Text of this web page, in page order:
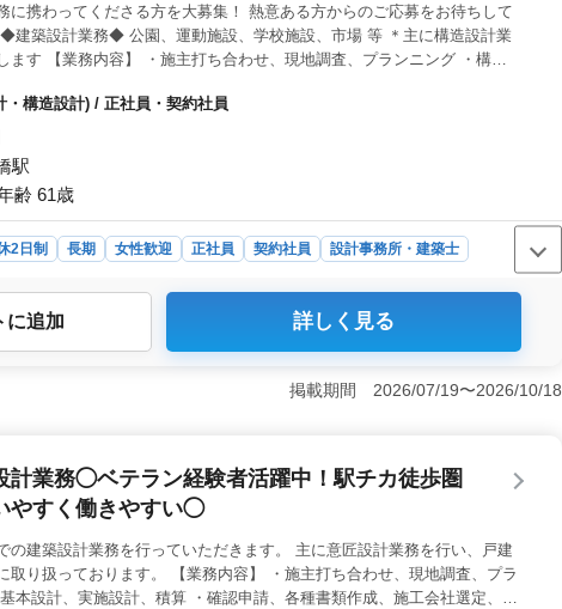
に携わってくださる方を大募集！ 熱意ある方からのご応募をお待ちして
建築設計業務◆ 公園、運動施設、学校施設、市場 等 ＊主に構造設計業
ます 【業務内容】 ・施主打ち合わせ、現地調査、プランニング ・構造
※備考 作業着支給 交通費全額支給 ＊1級建築士急募！2級建築士の方
援！ ＊経験豊富なシニア世代の方も活躍中！ ☆ お気軽にお問い合わせ
応募お待ちしております♪
構造設計) / 正社員・契約社員
駅
齢 61歳
2日制 長期 女性歓迎 正社員 契約社員 設計事務所・建築士
験豊富なベテランの方々が活躍している環境で、構造設計業務に従
築士の方は優遇され、完全週休2日制で働きやすい環境です。 ＜
ち合わせから現地調査、プランニング、構造計算、設計監理まで幅
に追加 詳しく見る
掲載期間 2026/07/19〜2026/10/18
計業務◯ベテラン経験者活躍中！駅チカ徒歩圏
やすく働きやすい◯
の建築設計業務を行っていただきます。 主に意匠設計業務を行い、戸建
取り扱っております。 【業務内容】 ・施主打ち合わせ、現地調査、プラ
本設計、実施設計、積算 ・確認申請、各種書類作成、施工会社選定、設